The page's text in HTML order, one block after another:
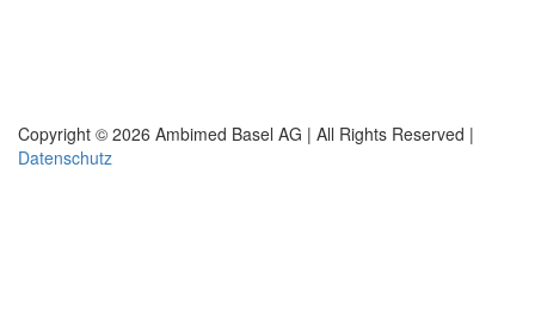
Copyright © 2026 Ambimed Basel AG | All Rights Reserved |
Datenschutz